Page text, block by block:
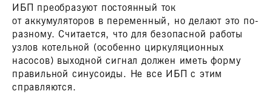
ИБП преобразуют постоянный ток
от аккумуляторов в переменный, но делают это по-
разному. Считается, что для безопасной работы
узлов котельной (особенно циркуляционных
насосов) выходной сигнал должен иметь форму
правильной синусоиды. Не все ИБП с этим
справляются.